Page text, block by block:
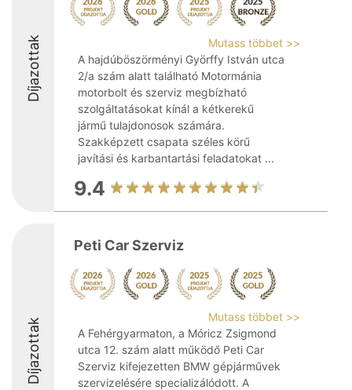
Díjazottak
Mutass többet >>
A hajdúböszörményi Györffy István utca
2/a szám alatt található Motormánia
motorbolt és szerviz megbízható
szolgáltatásokat kínál a kétkerekű
jármű tulajdonosok számára.
Szakképzett csapata széles körű
javítási és karbantartási feladatokat ...
9.4
Díjazottak
Peti Car Szerviz
Mutass többet >>
A Fehérgyarmaton, a Móricz Zsigmond
utca 12. szám alatt működő Peti Car
Szerviz kifejezetten BMW gépjárművek
szervizelésére specializálódott. A